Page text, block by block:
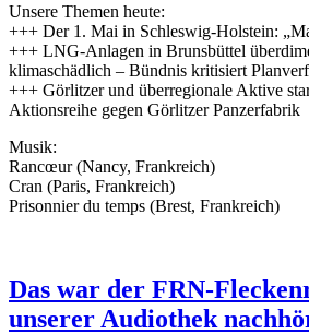
Unsere Themen heute:
+++ Der 1. Mai in Schleswig-Holstein:
+++ LNG-Anlagen in Brunsbüttel
klimaschädlich – Bündnis kritisiert
+++ Görlitzer und überregionale Aktive
Aktionsreihe gegen Görlitzer Panzerfabrik
Musik:
Rancœur (Nancy, Frankreich)
Cran (Paris, Frankreich)
Prisonnier du temps (Brest, Frankreich)
Das war der FRN-
unserer Audiothek